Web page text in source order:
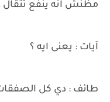
مظنش انه ينفع تتقال
آيات : يعنى ايه ؟
طائف : دي كل